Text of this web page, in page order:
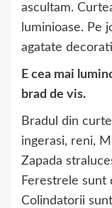
ascultam.
luminioase. Pe
agatate
E cea mai
brad de vis.
Bradul din
ingerasi, reni,
Zapada
Ferestrele sunt
Colindatorii